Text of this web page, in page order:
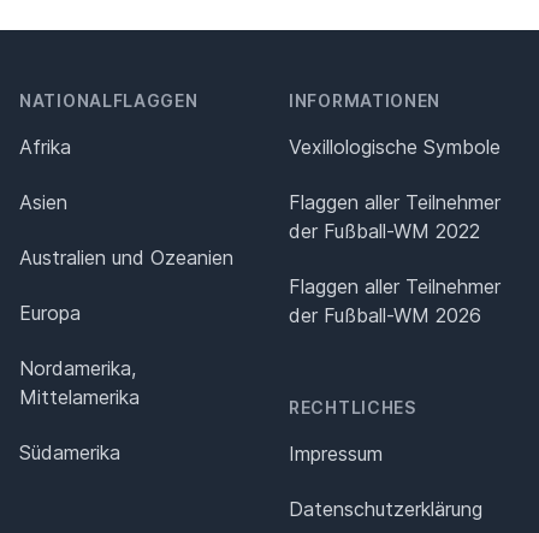
NATIONALFLAGGEN
Afrika
Asien
Australien und Ozeanien
Europa
Nordamerika,
Mittelamerika
Südamerika
INFORMATIONEN
Vexillologische Symbole
Flaggen aller Teilnehmer
der Fußball-WM 2022
Flaggen aller Teilnehmer
der Fußball-WM 2026
RECHTLICHES
Impressum
Datenschutz­erklärung